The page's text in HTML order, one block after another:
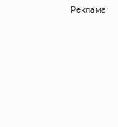
Реклама